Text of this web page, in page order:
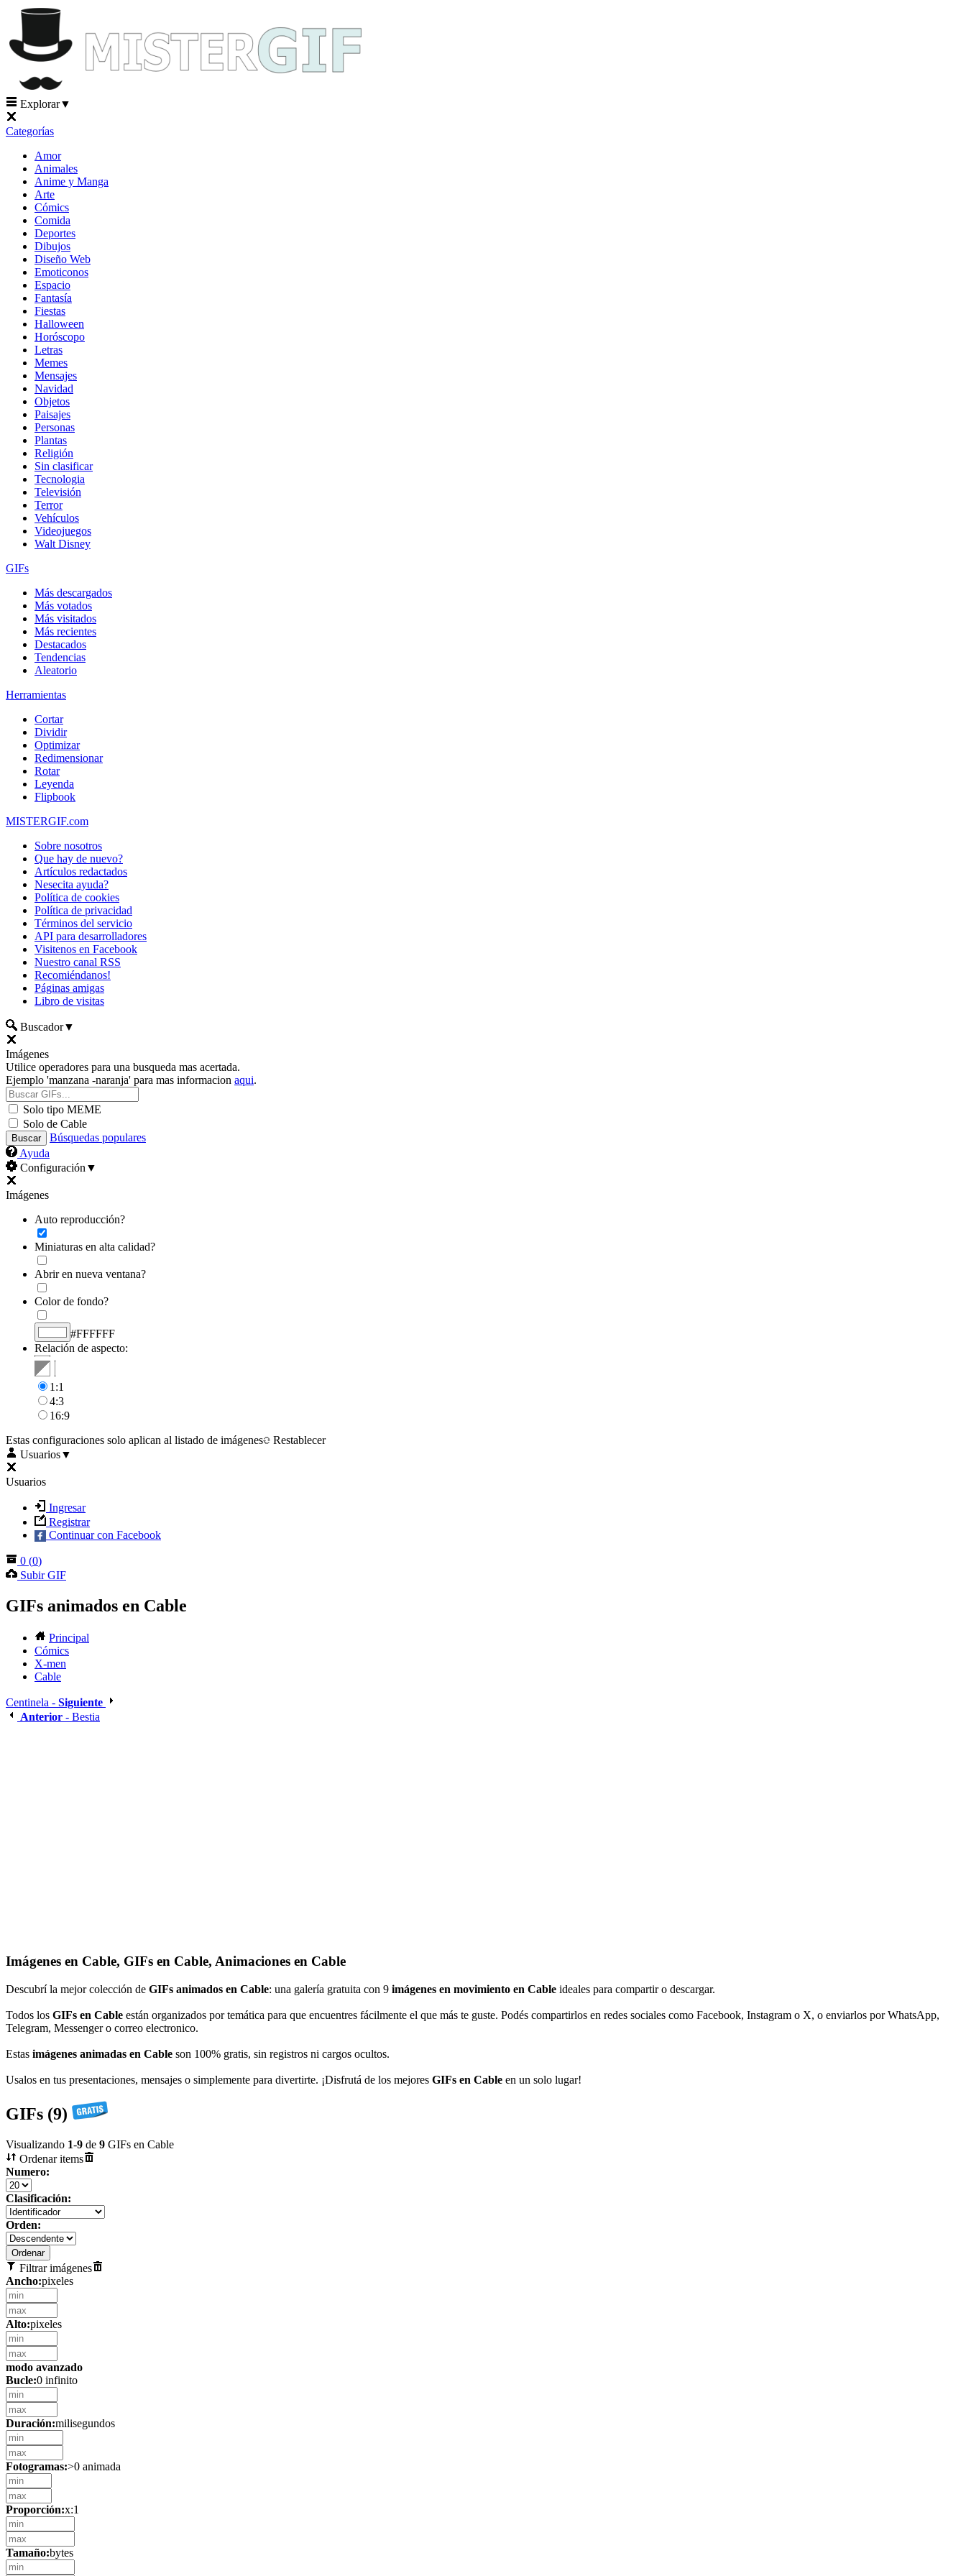
Explorar▼
Categorías
Amor
Animales
Anime y Manga
Arte
Cómics
Comida
Deportes
Dibujos
Diseño Web
Emoticonos
Espacio
Fantasía
Fiestas
Halloween
Horóscopo
Letras
Memes
Mensajes
Navidad
Objetos
Paisajes
Personas
Plantas
Religión
Sin clasificar
Tecnologia
Televisión
Terror
Vehículos
Videojuegos
Walt Disney
GIFs
Más descargados
Más votados
Más visitados
Más recientes
Destacados
Tendencias
Aleatorio
Herramientas
Cortar
Dividir
Optimizar
Redimensionar
Rotar
Leyenda
Flipbook
MISTERGIF.com
Sobre nosotros
Que hay de nuevo?
Artículos redactados
Nesecita ayuda?
Política de cookies
Política de privacidad
Términos del servicio
API para desarrolladores
Visitenos en Facebook
Nuestro canal RSS
Recomiéndanos!
Páginas amigas
Libro de visitas
Buscador▼
Imágenes
Utilice operadores para una busqueda mas acertada.
Ejemplo 'manzana -naranja' para mas informacion aqui.
Solo tipo MEME
Solo de Cable
Búsquedas populares
Ayuda
Configuración ▼
Imágenes
Auto reproducción?
Miniaturas en alta calidad?
Abrir en nueva ventana?
Color de fondo?
#FFFFFF
Relación de aspecto:
1:1
4:3
16:9
Estas configuraciones solo aplican al listado de imágenes
Restablecer
Usuarios▼
Usuarios
Ingresar
Registrar
Continuar con Facebook
0 (0)
Subir GIF
GIFs animados en Cable
Principal
Cómics
X-men
Cable
Centinela - Siguiente
Anterior - Bestia
Imágenes en Cable, GIFs en Cable, Animaciones en Cable
Descubrí la mejor colección de GIFs animados en Cable: una galería gratuita con 9 imágenes en movimiento en Cable ideales para compartir o descargar.
Todos los GIFs en Cable están organizados por temática para que encuentres fácilmente el que más te guste. Podés compartirlos en redes sociales como Facebook, Instagram o X, o enviarlos por WhatsApp,
Telegram, Messenger o correo electronico.
Estas imágenes animadas en Cable son 100% gratis, sin registros ni cargos ocultos.
Usalos en tus presentaciones, mensajes o simplemente para divertirte. ¡Disfrutá de los mejores GIFs en Cable en un solo lugar!
GIFs (9)
Visualizando 1-9 de 9 GIFs en Cable
Ordenar items
Numero:
Clasificación:
Orden:
Filtrar imágenes
Ancho:pixeles
Alto:pixeles
modo avanzado
Bucle:0 infinito
Duración:milisegundos
Fotogramas:>0 animada
Proporción:x:1
Tamaño:bytes